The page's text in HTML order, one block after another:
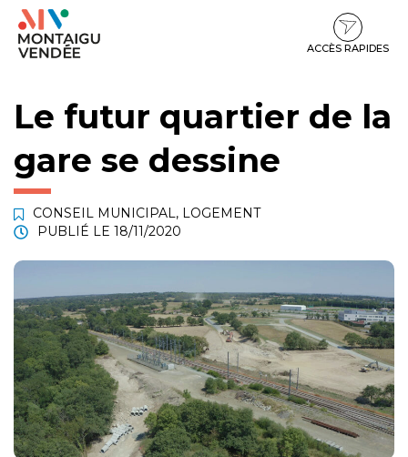
Gestion des traceurs
Aller
Aller
contenu
Aller
pied
ACCÈS RAPIDES
Le futur quartier de la
gare se dessine
CONSEIL MUNICIPAL, LOGEMENT
PUBLIÉ LE 18/11/2020